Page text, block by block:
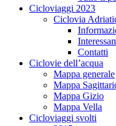
Cicloviaggi 2023
Ciclovia
Contatti
Ciclovie dell’acqua
Mappa generale
Mappa
Mappa Gizio
Mappa Vella
Cicloviaggi svolti